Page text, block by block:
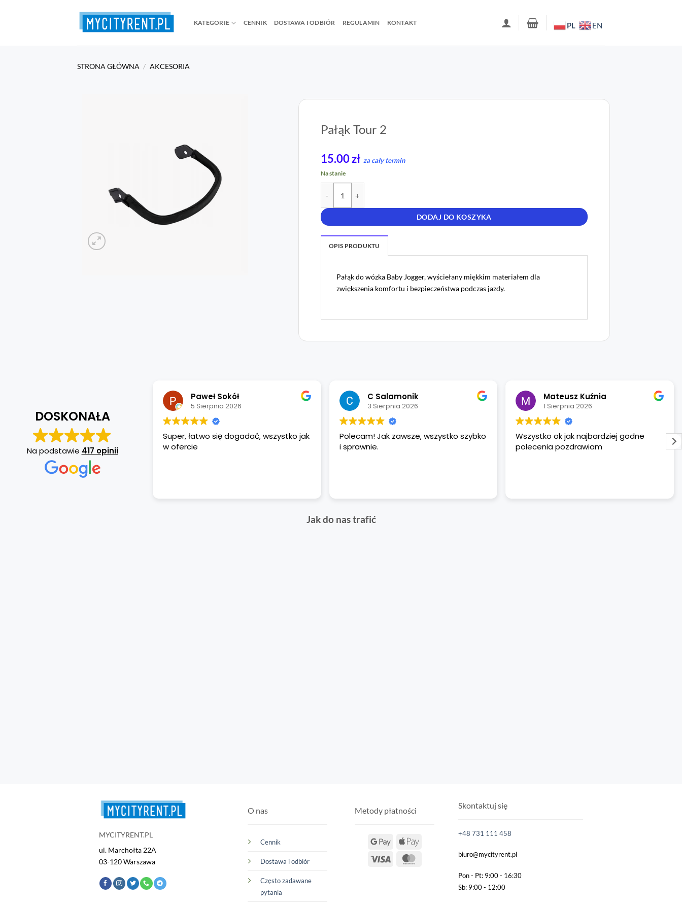
KATEGORIE CENNIK DOSTAWA I ODBIÓR REGULAMIN KONTAKT PL EN
STRONA GŁÓWNA / AKCESORIA
Pałąk Tour 2
15.00zł za cały termin
Na stanie
DODAJ DO KOSZYKA
OPIS PRODUKTU
Pałąk do wózka Baby Jogger, wyściełany miękkim materiałem dla
zwiększenia komfortu i bezpieczeństwa podczas jazdy.
DOSKONAŁA
Na podstawie 417 opinii
Paweł Sokół
5 Sierpnia 2026
Super, łatwo się dogadać, wszystko jak
w ofercie
C Salamonik
3 Sierpnia 2026
Polecam! Jak zawsze, wszystko szybko
i sprawnie.
Mateusz Kuźnia
1 Sierpnia 2026
Wszystko ok jak najbardziej godne
polecenia pozdrawiam
Jak do nas trafić
MYCITYRENT.PL
ul. Marchołta 22A
03-120 Warszawa
O nas
Cennik
Dostawa i odbiór
Często zadawane
pytania
Metody płatności
Google
Apple
Visa
Skontaktuj się
+48 731 111 458
biuro@mycityrent.pl
Pon - Pt: 9:00 - 16:30
Sb: 9:00 - 12:00